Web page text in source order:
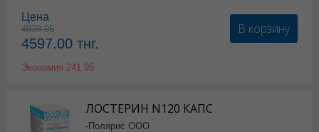
Цена
4838.95
4597.00 тнг.
Экономия 241.95
В корзину
ЛОСТЕРИН N120 КАПС
-Полярис ООО